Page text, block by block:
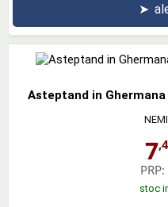
➤
Asteptand in
7
PRP:
stoc